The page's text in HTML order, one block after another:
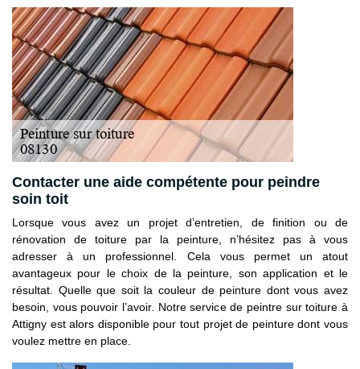
Contacter une aide compétente pour peindre
soin toit
Lorsque vous avez un projet d’entretien, de finition ou de
rénovation de toiture par la peinture, n’hésitez pas à vous
adresser à un professionnel. Cela vous permet un atout
avantageux pour le choix de la peinture, son application et le
résultat. Quelle que soit la couleur de peinture dont vous avez
besoin, vous pouvoir l’avoir. Notre service de peintre sur toiture à
Attigny est alors disponible pour tout projet de peinture dont vous
voulez mettre en place.